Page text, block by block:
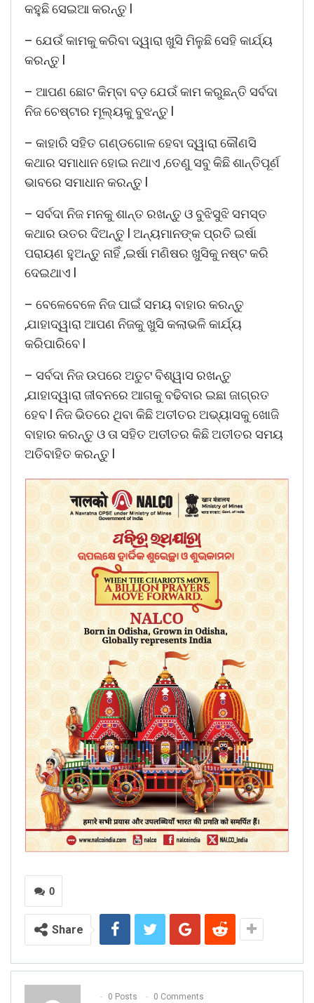
କହୁଛି ସେଇଆ କରନ୍ତୁ l
– ଯେଉଁ କାମକୁ କରିବା ଦ୍ୱାରା ଖୁସି ମିଳୁଛି ସେହି କାର୍ଯ୍ୟ
କରନ୍ତୁ l
– ଆପଣ ଛୋଟ କିମ୍ବା ବଡ଼ ଯେଉଁ କାମ କରୁଛନ୍ତି ସର୍ବଦା
ନିଜ ଚେଷ୍ଟାର ମୂଲ୍ୟକୁ ବୁଝନ୍ତୁ l
– କାହାରି ସହିତ ଗଣ୍ଡଗୋଳ ହେବା ଦ୍ୱାରା କୌଣସି
କଥାର ସମାଧାନ ହୋଇ ନଥାଏ ,ତେଣୁ ସବୁ କିଛି ଶାନ୍ତିପୂର୍ଣ
ଭାବରେ ସମାଧାନ କରନ୍ତୁ l
– ସର୍ବଦା ନିଜ ମନକୁ ଶାନ୍ତ ରଖନ୍ତୁ ଓ ବୁଝିସୁଝି ସମସ୍ତ
କଥାର ଉତର ଦିଅନ୍ତୁ l ଅନ୍ୟମାନଙ୍କ ପ୍ରତି ଇର୍ଷା
ପରାୟଣ ହୁଅନ୍ତୁ ନାହିଁ ,ଇର୍ଷା ମଣିଷର ଖୁସିକୁ ନଷ୍ଟ କରି
ଦେଇଥାଏ l
– ବେଳେବେଳେ ନିଜ ପାଇଁ ସମୟ ବାହାର କରନ୍ତୁ
,ଯାହାଦ୍ୱାରା ଆପଣ ନିଜକୁ ଖୁସି କଲାଭଳି କାର୍ଯ୍ୟ
କରିପାରିବେ l
– ସର୍ବଦା ନିଜ ଉପରେ ଅତୁଟ ବିଶ୍ୱାସ ରଖନ୍ତୁ
,ଯାହାଦ୍ୱାରା ଜୀବନରେ ଆଗକୁ ବଢିବାର ଇଛା ଜାଗ୍ରତ
ହେବ l ନିଜ ଭିତରେ ଥିବା କିଛି ଅତୀତର ଅଭ୍ୟାସକୁ ଖୋଜି
ବାହାର କରନ୍ତୁ ଓ ତା ସହିତ ଅତୀତର କିଛି ଅତୀତର ସମୟ
ଅତିବାହିତ କରନ୍ତୁ l
0
Share
0 Posts 0 Comments